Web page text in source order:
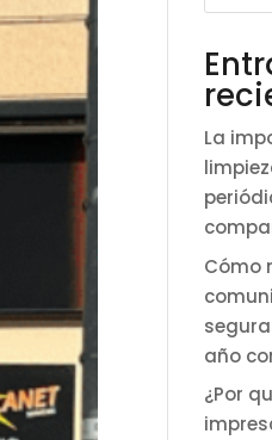
La
Cómo
año
¿Por